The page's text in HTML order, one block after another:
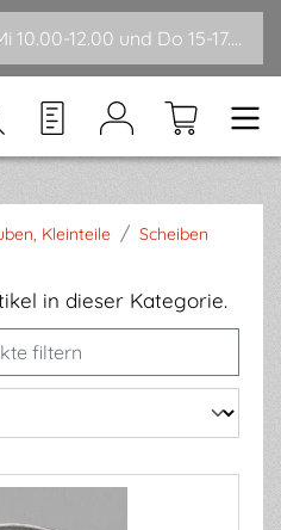
Telefonzeiten Mo,Di,Mi 10.00-12.00 und Do 15-17.00
Kleinteile / Scheiben
in dieser Kategorie.
filtern